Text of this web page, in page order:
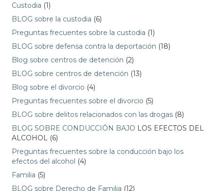
Custodia (1)
BLOG sobre la custodia (6)
Preguntas frecuentes sobre la custodia (1)
BLOG sobre defensa contra la deportación (18)
Blog sobre centros de detención (2)
BLOG sobre centros de detención (13)
Blog sobre el divorcio (4)
Preguntas frecuentes sobre el divorcio (5)
BLOG sobre delitos relacionados con las drogas (8)
BLOG SOBRE CONDUCCIÓN BAJO LOS EFECTOS DEL
ALCOHOL (6)
Preguntas frecuentes sobre la conducción bajo los
efectos del alcohol (4)
Familia (5)
BLOG sobre Derecho de Familia (12)